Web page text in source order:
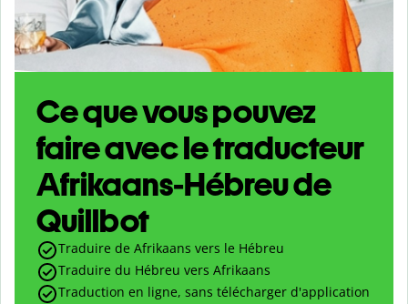
Ce que vous pouvez
faire avec le traducteur
Afrikaans-Hébreu de
Quillbot
Traduire de Afrikaans vers le Hébreu
Traduire du Hébreu vers Afrikaans
Traduction en ligne, sans télécharger d'application